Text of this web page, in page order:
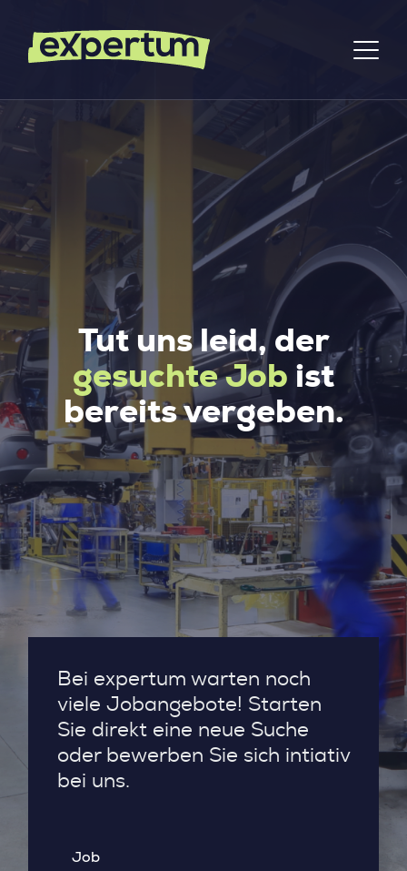
Tut uns leid, der
gesuchte Job ist
bereits vergeben.
Bei expertum warten noch
viele Jobangebote! Starten
Sie direkt eine neue Suche
oder bewerben Sie sich intiativ
bei uns.